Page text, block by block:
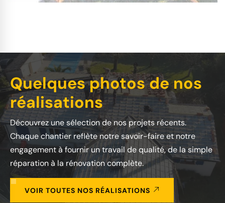
Quelques photos de nos
réalisations
Découvrez une sélection de nos projets récents.
Chaque chantier reflète notre savoir-faire et notre
engagement à fournir un travail de qualité, de la simple
réparation à la rénovation complète.
VOIR TOUTES NOS RÉALISATIONS